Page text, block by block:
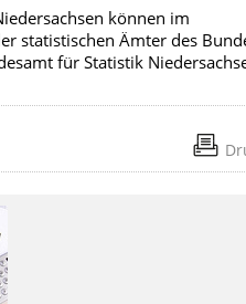
können im
statistischen Ämter des
für Statistik